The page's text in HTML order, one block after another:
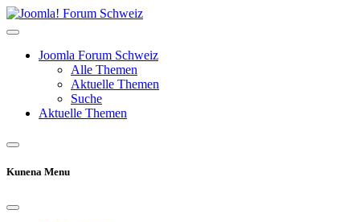
Joomla Forum Schweiz
Alle Themen
Aktuelle Themen
Suche
Aktuelle Themen
Kunena Menu